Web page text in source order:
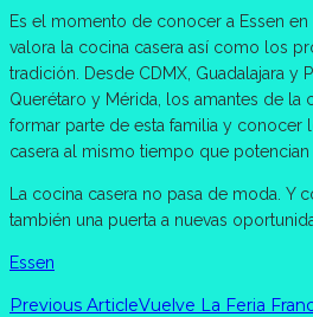
Es el momento de conocer a Essen
valora la cocina casera así como los
tradición. Desde CDMX, Guadalajara y
Querétaro y Mérida, los amantes de la
formar parte de esta familia y conocer
casera al mismo tiempo que potencian
La cocina casera no pasa de moda. Y
también una puerta a nuevas
Essen
Previous ArticleVuelve La Feria